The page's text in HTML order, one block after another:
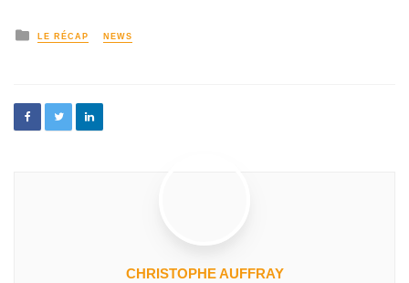
LE RÉCAP NEWS
CHRISTOPHE AUFFRAY